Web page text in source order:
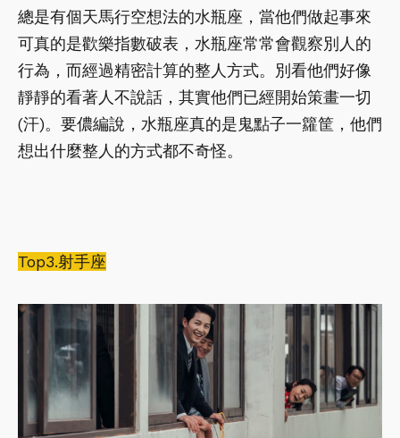
總是有個天馬行空想法的水瓶座，當他們做起事來
可真的是歡樂指數破表，水瓶座常常會觀察別人的
行為，而經過精密計算的整人方式。別看他們好像
靜靜的看著人不說話，其實他們已經開始策畫一切
(汗)。要儂編說，水瓶座真的是鬼點子一籮筐，他們
想出什麼整人的方式都不奇怪。
Top3.射手座